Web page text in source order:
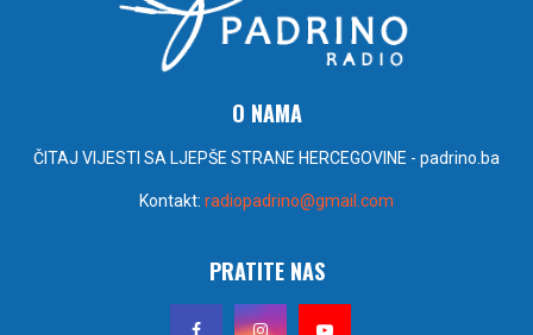
O NAMA
ČITAJ VIJESTI SA LJEPŠE STRANE HERCEGOVINE - padrino.ba
Kontakt: radiopadrino@gmail.com
PRATITE NAS